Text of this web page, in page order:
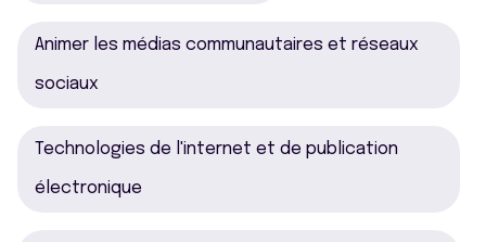
Animer les médias communautaires et réseaux
sociaux
Technologies de l'internet et de publication
électronique